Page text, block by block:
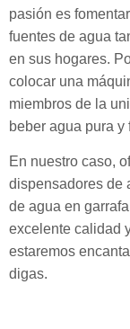
pasión es
fuentes de agua
en sus hogares.
colocar una
miembros de la
beber agua pura y
En nuestro caso,
dispensadores de
de agua en
excelente calidad
estaremos
digas.